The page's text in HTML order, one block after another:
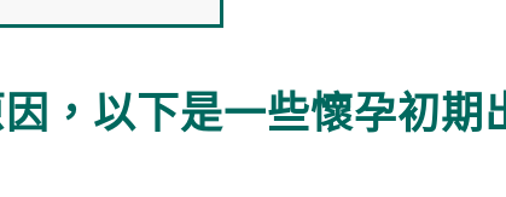
，以下是一些懷孕初期